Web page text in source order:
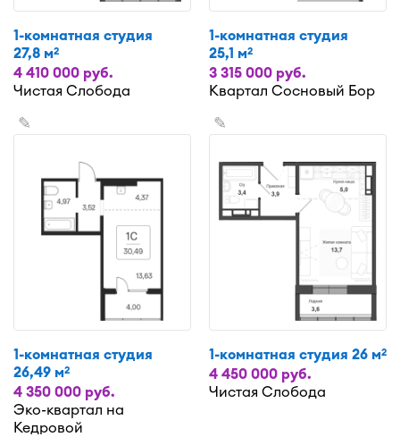
1-комнатная студия
27,8 м2
4 410 000 руб.
Чистая Слобода
1-комнатная студия
25,1 м2
3 315 000 руб.
Квартал Сосновый Бор
✎
1-комнатная студия
26,49 м2
4 350 000 руб.
Эко-квартал на
Кедровой
✎
1-комнатная студия 26 м2
4 450 000 руб.
Чистая Слобода